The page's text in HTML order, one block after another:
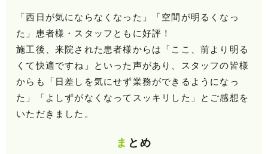
「西日が気にならなくなった」「空間が明るくなっ
た」患者様・スタッフともに好評！
施工後、来院された患者様からは「ここ、前より明る
くて快適ですね」といった声があり、スタッフの皆様
からも「日差しを気にせず業務ができるようになっ
た」「よしずがなくなってスッキリした」とご感想を
いただきました。
まとめ